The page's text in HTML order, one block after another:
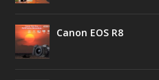
Canon EOS R8